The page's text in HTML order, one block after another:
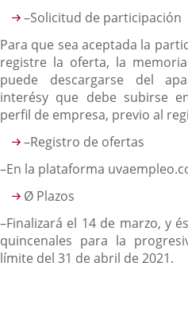
–Solicitud de participación
Para que sea aceptada la
registre la oferta, la
puede descargarse del
interésy que debe subirse
perfil de empresa, previo al
–Registro de ofertas
–En la plataforma
Ø Plazos
–Finalizará el 14 de marzo, y
quincenales para la
límite del 31 de abril de 2021.